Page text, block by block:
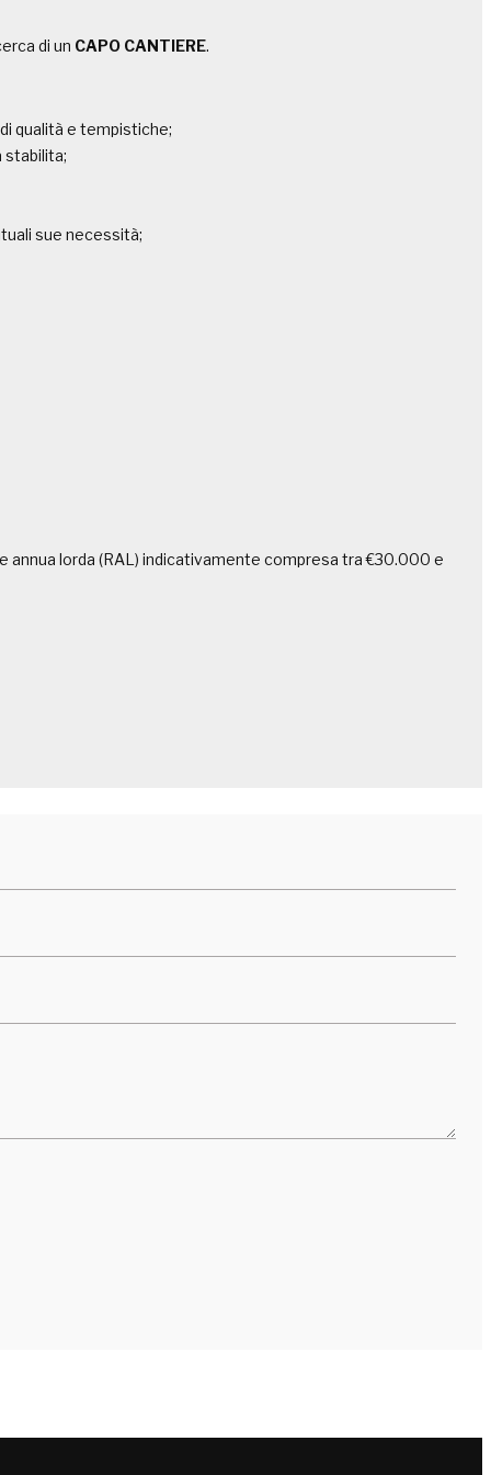
di un CAPO CANTIERE.
qualità e tempistiche;
stabilita;
sue necessità;
lorda (RAL) indicativamente compresa tra €30.000 e